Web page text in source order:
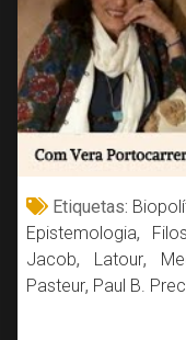
Etiquetas:
Epistemologia,
Jacob, Latour,
Pasteur, Paul B.